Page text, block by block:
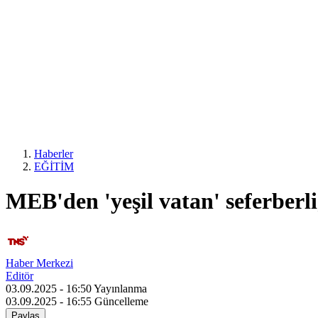
Haberler
EĞİTİM
MEB'den 'yeşil vatan'
Haber Merkezi
Editör
03.09.2025 - 16:50Yayınlanma
03.09.2025 - 16:55 Güncelleme
Paylaş